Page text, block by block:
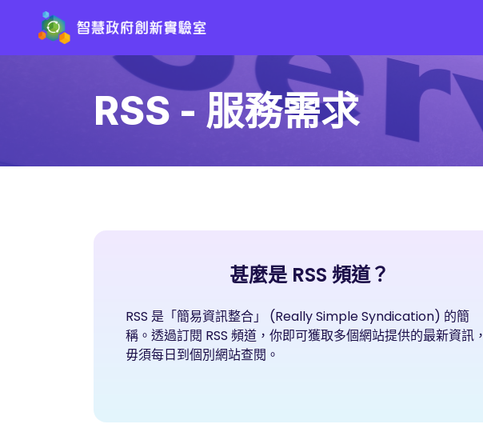
RSS - 服務需求
甚麼是 RSS 頻道？
RSS 是「簡易資訊整合」 (Really Simple Syndication) 的簡
稱。透過訂閱 RSS 頻道，你即可獲取多個網站提供的最新資訊，
毋須每日到個別網站查閱。